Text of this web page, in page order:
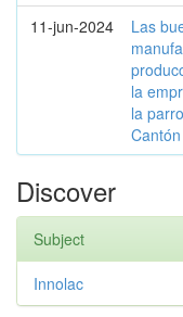
11-jun-2024
Las
la
la
Discover
Subject
Innolac